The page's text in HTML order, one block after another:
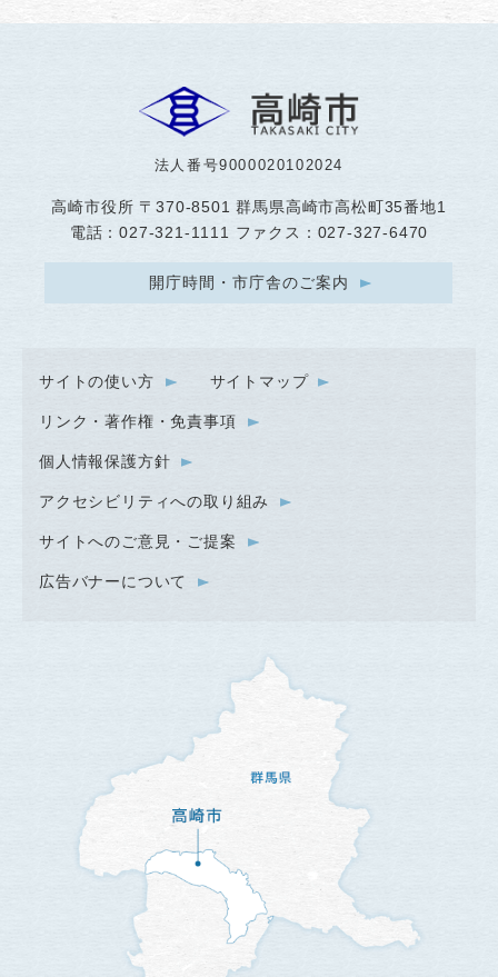
法人番号9000020102024
高崎市役所 〒370-8501 群馬県高崎市高松町35番地1
電話：027-321-1111 ファクス：027-327-6470
開庁時間・市庁舎のご案内
サイトの使い方 サイトマップ
リンク・著作権・免責事項
個人情報保護方針
アクセシビリティへの取り組み
サイトへのご意見・ご提案
広告バナーについて